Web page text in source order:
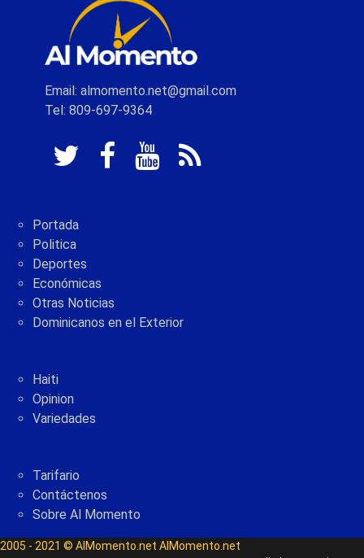
Email: almomento.net@gmail.com
Tel: 809-697-9364
Portada
Politica
Deportes
Económicas
Otras Noticias
Dominicanos en el Exterior
Haiti
Opinion
Variedades
Tarifario
Contáctenos
Sobre Al Momento
2005 - 2021 © AlMomento.net AlMomento.net